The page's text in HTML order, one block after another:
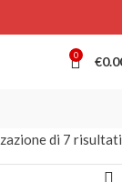
0 €
di 7 risultati